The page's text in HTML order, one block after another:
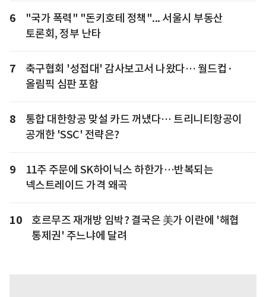
6
"국가 폭력" "돈키호테 정책"... 서울시 부동산
토론회, 정부 난타
7
축구협회 '성접대' 감사보고서 나왔다… 월드컵·
올림픽 심판 포함
8
통합 대한항공 맞설 카드 꺼냈다… 트리니티항공이
공개한 'SSC' 전략은?
9
11주 주문에 SK하이닉스 하한가…반복되는
넥스트레이드 가격 왜곡
10
호르무즈 재개방 임박? 결국은 美가 이란에 '해협
통제권' 주느냐에 달려